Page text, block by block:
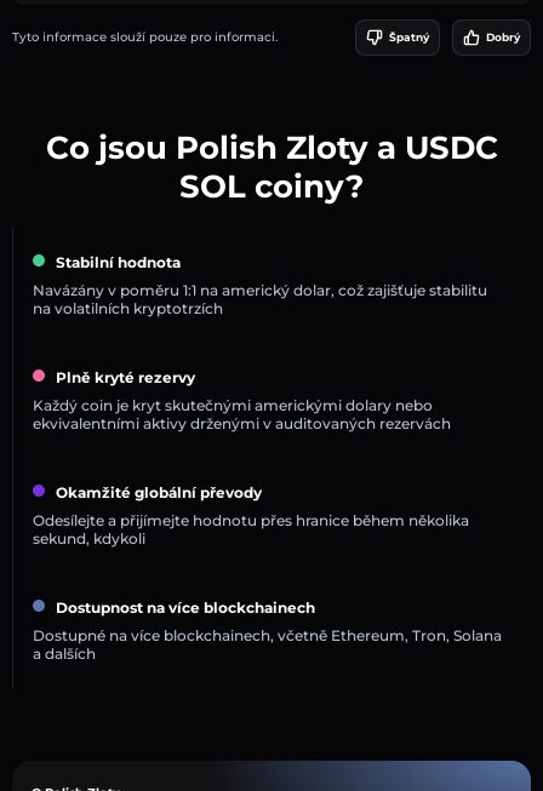
Tyto informace slouží pouze pro informaci. Špatný Dobrý
Co jsou Polish Zloty a USDC
SOL coiny?
Stabilní hodnota
Navázány v poměru 1:1 na americký dolar, což zajišťuje stabilitu
na volatilních kryptotrzích
Plně kryté rezervy
Každý coin je kryt skutečnými americkými dolary nebo
ekvivalentními aktivy drženými v auditovaných rezervách
Okamžité globální převody
Odesílejte a přijímejte hodnotu přes hranice během několika
sekund, kdykoli
Dostupnost na více blockchainech
Dostupné na více blockchainech, včetně Ethereum, Tron, Solana
a dalších